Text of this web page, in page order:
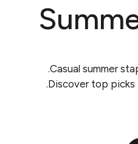
Casual summer
Discover top picks